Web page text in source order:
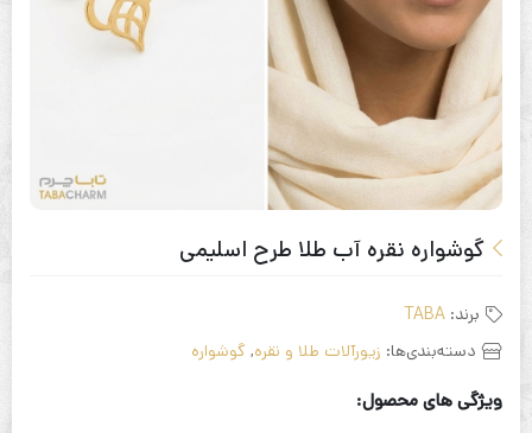
گوشواره نقره آب طلا طرح اسلیمی
برند: TABA
دسته‌بندی‌ها: زیورآلات طلا و نقره, گوشواره
ویژگی های محصول: